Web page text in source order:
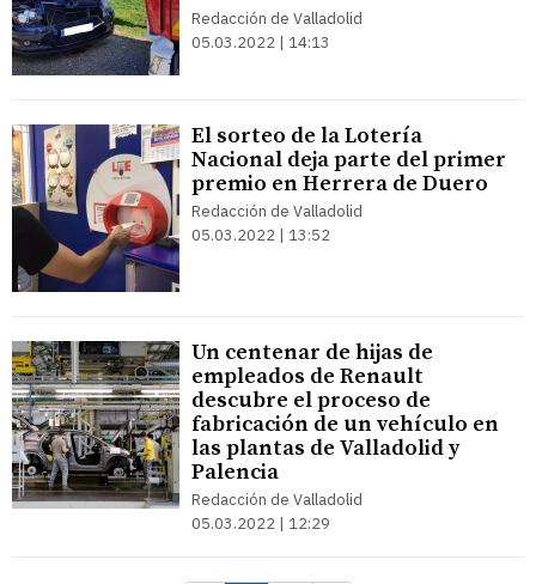
Redacción de Valladolid
05.03.2022 | 14:13
El sorteo de la Lotería
Nacional deja parte del primer
premio en Herrera de Duero
Redacción de Valladolid
05.03.2022 | 13:52
Un centenar de hijas de
empleados de Renault
descubre el proceso de
fabricación de un vehículo en
las plantas de Valladolid y
Palencia
Redacción de Valladolid
05.03.2022 | 12:29